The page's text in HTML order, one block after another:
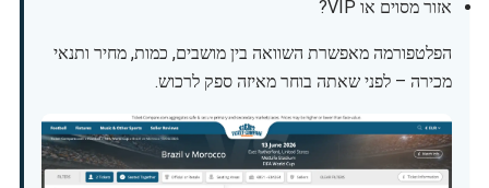
אזור מסוים או VIP?
הפלטפורמה מאפשרת השוואה בין מושבים, כמות, מחיר ותנאי
מכירה – לפני שאתה בוחר מאיזה ספק לרכוש.